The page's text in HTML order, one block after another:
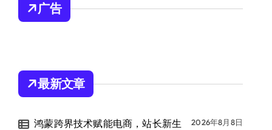
广告
最新文章
鸿蒙跨界技术赋能电商，站长新生
2026年8月8日